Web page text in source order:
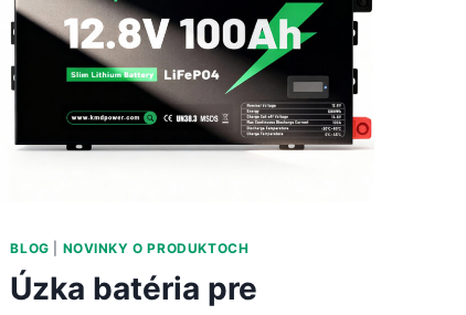
BLOG NOVINKY O PRODUKTOCH
Úzka batéria pre